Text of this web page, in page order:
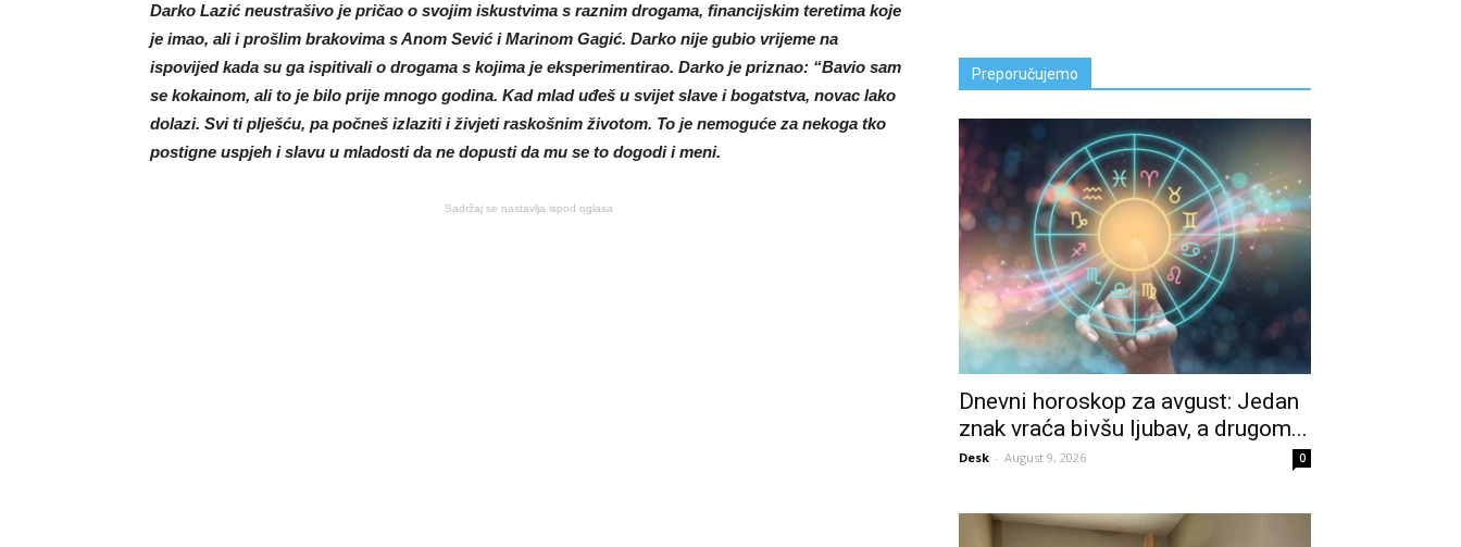
Darko Lazić neustrašivo je pričao o svojim iskustvima s raznim drogama, financijskim teretima koje
je imao, ali i prošlim brakovima s Anom Sević i Marinom Gagić. Darko nije gubio vrijeme na
ispovijed kada su ga ispitivali o drogama s kojima je eksperimentirao. Darko je priznao: “Bavio sam
se kokainom, ali to je bilo prije mnogo godina. Kad mlad uđeš u svijet slave i bogatstva, novac lako
dolazi. Svi ti plješću, pa počneš izlaziti i živjeti raskošnim životom. To je nemoguće za nekoga tko
postigne uspjeh i slavu u mladosti da ne dopusti da mu se to dogodi i meni.
Sadržaj se nastavlja ispod oglasa
Preporučujemo
Dnevni horoskop za avgust: Jedan
znak vraća bivšu ljubav, a drugom...
Desk - August 9, 2026 0